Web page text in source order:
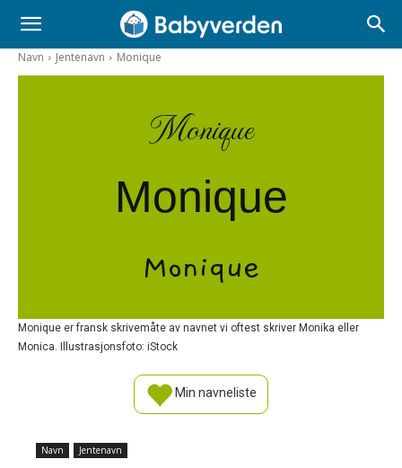
Navn Jentenavn Monique
Monique
Monique
Monique
Monique er fransk skrivemåte av navnet vi oftest skriver Monika eller
Monica. Illustrasjonsfoto: iStock
Min navneliste
Navn Jentenavn